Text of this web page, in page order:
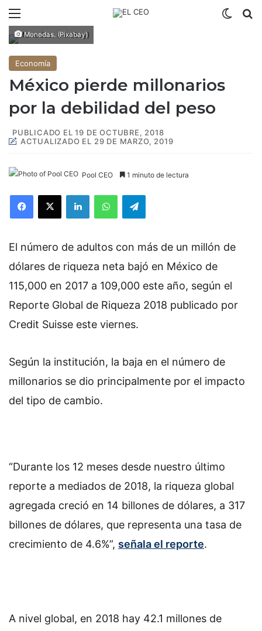
Monedas. (Pixabay)
Economía
México pierde millonarios
por la debilidad del peso
PUBLICADO EL 19 DE OCTUBRE, 2018
ACTUALIZADO EL 29 DE MARZO, 2019
Pool CEO 1 minuto de lectura
El número de adultos con más de un millón de
dólares de riqueza neta bajó en México de
115,000 en 2017 a 109,000 este año, según el
Reporte Global de Riqueza 2018 publicado por
Credit Suisse este viernes.
Según la institución, la baja en el número de
millonarios se dio principalmente por el impacto
del tipo de cambio.
“Durante los 12 meses desde nuestro último
reporte a mediados de 2018, la riqueza global
agregada creció en 14 billones de dólares, a 317
billones de dólares, que representa una tasa de
crecimiento de 4.6%”, señala el reporte.
A nivel global, en 2018 hay 42.1 millones de